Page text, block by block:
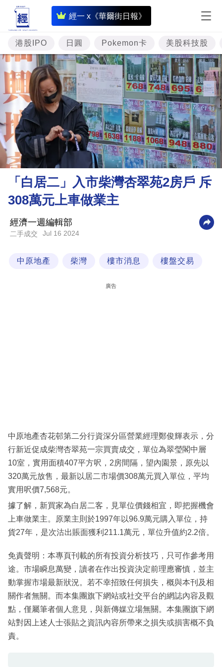
經一 x《華爾街日報》
即
時
財
經
專
題
投
資
樓
市
理
財
商
業
科
區
港股IPO 日圓 Pokemon卡 美股科技股
「白居二」入市柴灣杏翠苑2房戶 斥
308萬元上車做業主
經濟一週編輯部
二手成交 Jul 16 2024
中原地產 柴灣 樓市消息 樓盤交易
廣告
中原地產杏花邨第二分行資深分區營業經理鄭俊輝表示，分
行新近促成柴灣杏翠苑一宗買賣成交，單位為翠瑩閣中層
10室，實用面積407平方呎，2房間隔，望內園景，原先以
320萬元放售，最新以居二市場價308萬元買入單位，平均
實用呎價7,568元。
據了解，新買家為白居二客，見單位價錢相宜，即把握機會
上車做業主。原業主則於1997年以96.9萬元購入單位，持
貨27年，是次沽出賬面獲利211.1萬元，單位升值約2.2倍。
免責聲明：本專頁刊載的所有投資分析技巧，只可作參考用
途。市場瞬息萬變，讀者在作出投資決定前理應審慎，並主
動掌握市場最新狀況。若不幸招致任何損失，概與本刊及相
關作者無關。而本集團旗下網站或社交平台的網誌內容及觀
點，僅屬筆者個人意見，與新傳媒立場無關。本集團旗下網
站對因上述人士張貼之資訊內容所帶來之損失或損害概不負
責。